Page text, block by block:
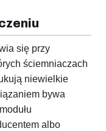
się przy
ściemniaczach
niewielkie
bywa
albo